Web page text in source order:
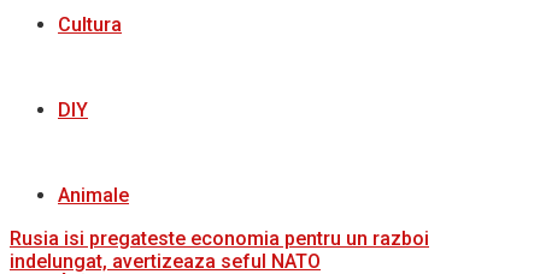
Cultura
DIY
Animale
Rusia isi pregateste economia pentru un razboi
indelungat, avertizeaza seful NATO